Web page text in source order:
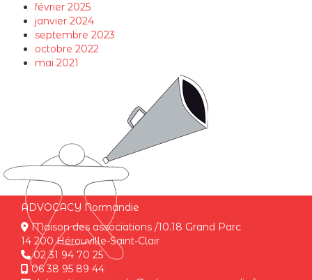
février 2025
janvier 2024
septembre 2023
octobre 2022
mai 2021
ADVOCACY Normandie
Maison des associations /10.18 Grand Parc
14 200 Hérouville-Saint-Clair
02 31 94 70 25
06 38 95 89 44